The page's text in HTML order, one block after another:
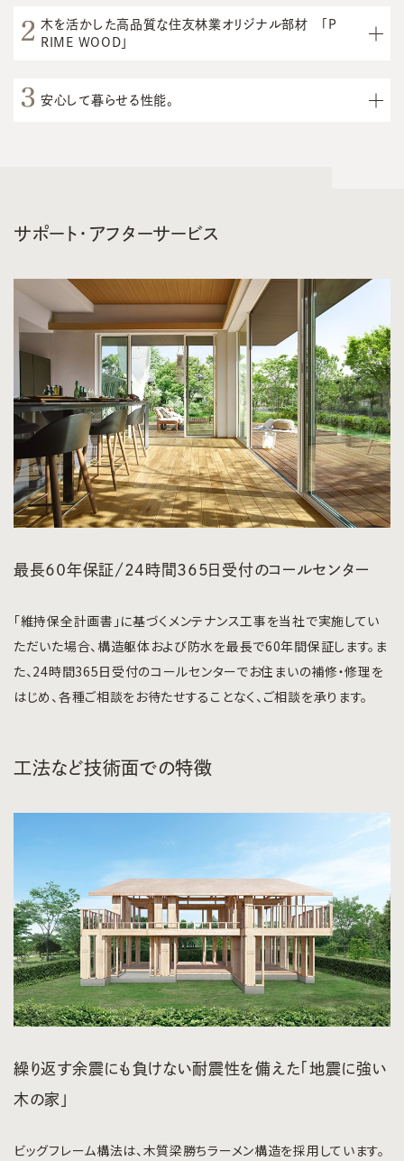
木を活かした高品質な住友林業オリジナル部材 「P
RIME WOOD」
安心して暮らせる性能。
サポート・アフターサービス
最長６０年保証/24時間365日受付のコールセンター
「維持保全計画書」に基づくメンテナンス工事を当社で実施してい
ただいた場合、構造躯体および防水を最長で60年間保証します。ま
た、24時間365日受付のコールセンターでお住まいの補修・修理を
はじめ、各種ご相談をお待たせすることなく、ご相談を承ります。
工法など技術面での特徴
繰り返す余震にも負けない耐震性を備えた「地震に強い
木の家」
ビッグフレーム構法は、木質梁勝ちラーメン構造を採用しています。